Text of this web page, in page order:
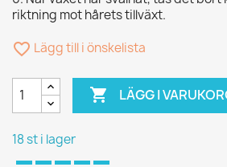
riktning mot hårets tillväxt.
favorite_border Lägg till i önskelista
 LÄGG I
18 st i lager